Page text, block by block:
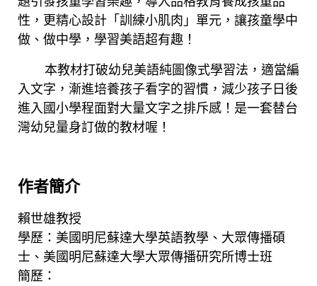
性，更精心設計「訓練小肌肉」單元，讓孩童學中
做、做中學，學習美語超有趣！
本教材打破幼兒美語純圖像式學習法，適當編
入文字，漸進培養孩子看字的習慣，減少孩子日後
進入國小學程面對大量文字之排斥感！是一套替台
灣幼兒量身訂做的教材喔！
作者簡介
賴世雄教授
學歷：美國明尼蘇達大學英語教學、大眾傳播碩
士、美國明尼蘇達大學大眾傳播研究所博士班
簡歷：